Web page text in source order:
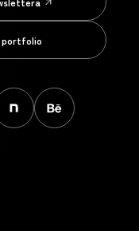
się do newslettera
nasze portfolio
portfolio
behance